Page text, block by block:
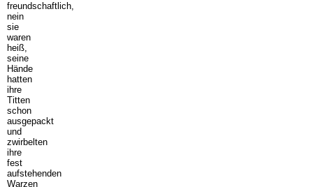
freundschaftlich,
nein
sie
waren
heiß,
seine
Hände
hatten
ihre
Titten
schon
ausgepackt
und
zwirbelten
ihre
fest
aufstehenden
Warzen